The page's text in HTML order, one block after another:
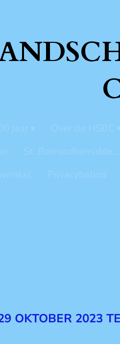
jaar Over de HSBC
St. Bernardbemiddeling
Privacybeleid
OKTOBER 2023